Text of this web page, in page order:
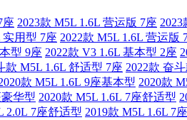
座 2023款 M5L 1.6L 营运版 7座 2023
实用型 7座 2022款 M5L 1.6L 营运版
型 9座 2022款 V3 1.6L 基本型 2座
款 M5L 1.6L 舒适型 7座 2022款 奋
款 M5L 1.6L 9座基本型 2020款
华型 2020款 M5L 1.6L 7座舒适型
2.0L 7座舒适型 2019款 M5L 1.6L 7